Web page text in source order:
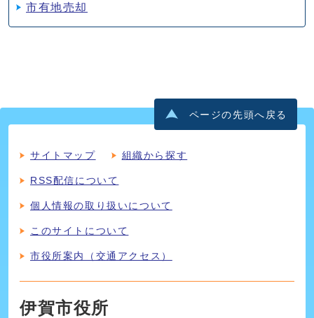
市有地売却
ページの先頭へ戻る
サイトマップ 組織から探す
RSS配信について
個人情報の取り扱いについて
このサイトについて
市役所案内（交通アクセス）
伊賀市役所